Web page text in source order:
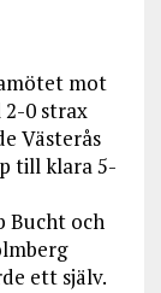
mot
2-0 strax
Västerås
till klara 5-
Bucht och
ett själv.